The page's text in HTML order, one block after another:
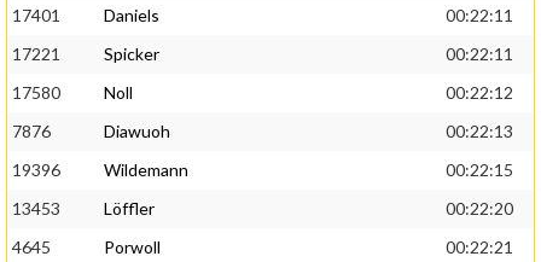
17401
Daniels
00:22:11
17221
Spicker
00:22:11
17580
Noll
00:22:12
7876
Diawuoh
00:22:13
19396
Wildemann
00:22:15
13453
Löffler
00:22:20
4645
Porwoll
00:22:21